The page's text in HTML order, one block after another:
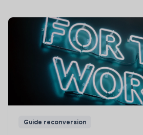
Guide reconversion